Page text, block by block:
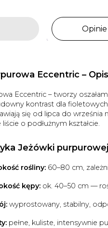
Opinie
Eccentric – Opis
Eccentric – tworzy
kontrast dla
się od lipca do września
o podłużnym kształcie.
Jeżówki
rośliny: 60–80 cm,
kępy: ok. 40–50 cm —
wyprostowany, stabilny,
pełne, kuliste, intensywnie